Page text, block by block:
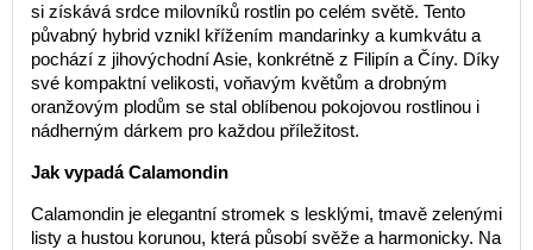
si získává srdce milovníků rostlin po celém světě. Tento
půvabný hybrid vznikl křížením mandarinky a kumkvátu a
pochází z jihovýchodní Asie, konkrétně z Filipín a Číny. Díky
své kompaktní velikosti, voňavým květům a drobným
oranžovým plodům se stal oblíbenou pokojovou rostlinou i
nádherným dárkem pro každou příležitost.
Jak vypadá Calamondin
Calamondin je elegantní stromek s lesklými, tmavě zelenými
listy a hustou korunou, která působí svěže a harmonicky. Na